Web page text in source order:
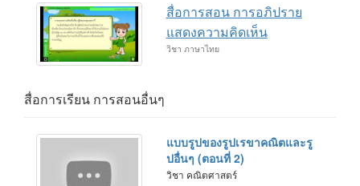
สื่อการสอน การอภิปราย
แสดงความคิดเห็น
วิชา ภาษาไทย
สื่อการเรียน การสอนอื่นๆ
แบบรูปของรูปเรขาคณิตและรู
ปอื่นๆ (ตอนที่ 2)
วิชา คณิตศาสตร์